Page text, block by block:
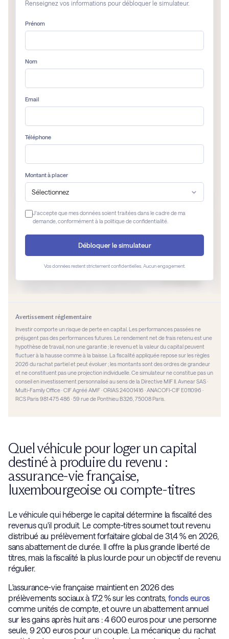
Quel véhicule pour loger un capital
destiné à produire du revenu :
assurance-vie française,
luxembourgeoise ou compte-titres
Le véhicule qui héberge le capital détermine la fiscalité des
revenus qu'il produit. Le compte-titres soumet tout revenu
distribué au prélèvement forfaitaire global de 31,4 % en 2026,
sans abattement de durée. Il offre la plus grande liberté de
titres, mais la fiscalité la plus lourde pour un objectif de revenu
régulier.
L'assurance-vie française maintient en 2026 des
prélèvements sociaux à 17,2 % sur les contrats, fonds euros
comme unités de compte, et ouvre un abattement annuel
sur les gains après huit ans : 4 600 euros pour une personne
seule, 9 200 euros pour un couple. La mécanique du rachat